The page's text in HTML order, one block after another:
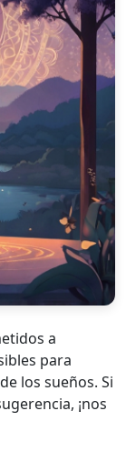
a
para
los sueños. Si
¡nos